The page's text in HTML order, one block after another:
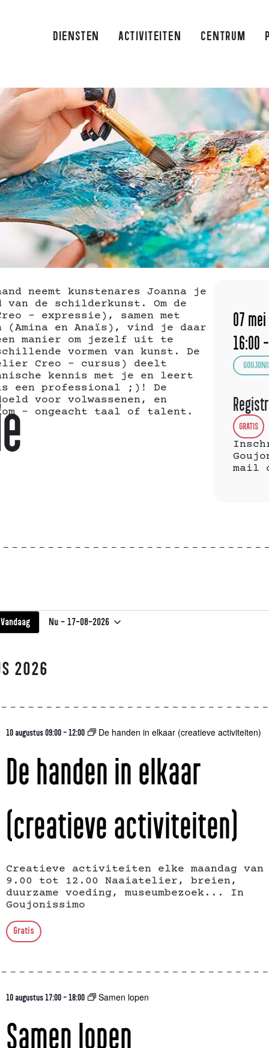
DIENSTEN ACTIVITEITEN CENTRUM
neemt kunstenares Joanna je
van de schilderkunst. Om de
– expressie), samen met
(Amina en Anaïs), vind je daar
manier om jezelf uit te
vormen van kunst. De
Creo – cursus) deelt
kennis met je en leert
een professional ;)! De
voor volwassenen, en
– ongeacht taal of talent.
07 mei
16:00
GRATIS
mail
Vandaag Nu - 17-08-2026
2026
De handen in elkaar
(creatieve activiteiten)
10 augustus 09:00-12:00 De handen in elkaar (creatieve activiteiten)
Creatieve activiteiten elke maandag van
9.00 tot 12.00 Naaiatelier, breien,
duurzame voeding, museumbezoek... In
Goujonissimo
Gratis
Samen lopen
10 augustus 17:00-18:00 Samen lopen